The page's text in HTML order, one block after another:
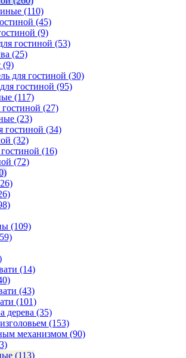
(110)
(45)
(9)
гостиной (53)
(25)
(9)
для гостиной (30)
гостиной (95)
(117)
(27)
(23)
гостиной (34)
(32)
(16)
(72)
(109)
(14)
(43)
(101)
дерева (35)
(153)
механизмом (90)
(113)